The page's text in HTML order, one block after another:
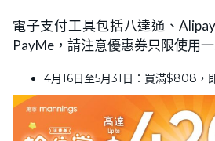
電子支付工具包括八達通、
PayMe，請注意優惠券只限使用一
4月16日至5月31日：買滿$808，